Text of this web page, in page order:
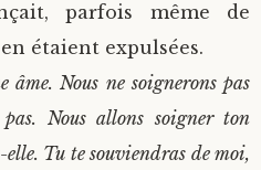
parfois même de
étaient expulsées.
Nous ne soignerons pas
Nous allons soigner ton
Tu te souviendras de moi,